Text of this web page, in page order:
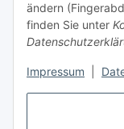
ändern
finden Sie unter
Impressum
Sicherheit